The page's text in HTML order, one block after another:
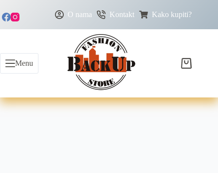
O nama Kontakt Kako kupiti?
Menu